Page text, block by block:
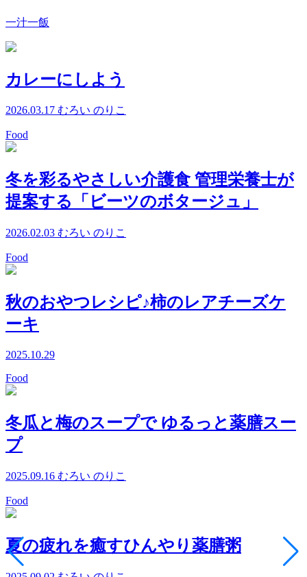
一汁一飯
カレーにしよう
2026.03.17 むろい のりこ
Food
冬を彩るやさしい介護食 管理栄養士が
提案する「ビーツのボタージュ」
2026.02.03 むろい のりこ
Food
秋のおやつレシピ♪柿のレアチーズケ
ーキ
2025.10.29
Food
冬瓜と梅のスープで ゆるっと薬膳スー
プ
2025.09.16 むろい のりこ
Food
夏の疲れを癒すひんやり薬膳粥